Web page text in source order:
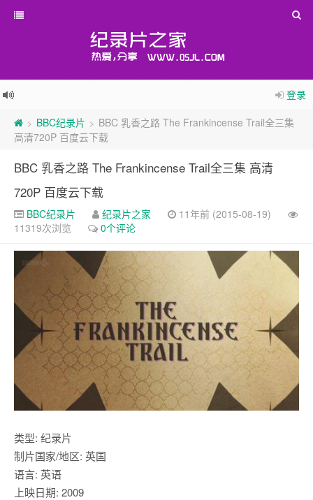
登录
> BBC纪录片 > BBC 乳香之路 The Frankincense Trail全三集
高清720P 百度云下载
BBC 乳香之路 The Frankincense Trail全三集 高清
720P 百度云下载
BBC纪录片 纪录片之家
11年前 (2015-08-19)
11319次浏览
0个评论
类型: 纪录片
制片国家/地区: 英国
语言: 英语
上映日期: 2009